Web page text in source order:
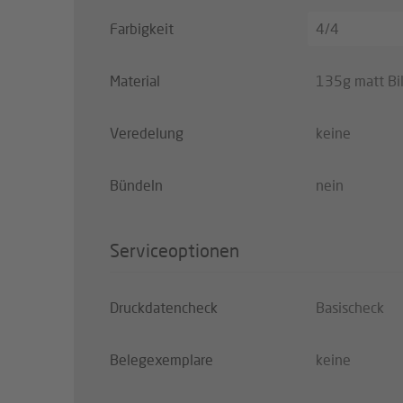
Farbigkeit 4/4
Material 135g matt
Veredelung keine
Bündeln nein
Serviceoptionen
Druckdatencheck Basischeck
Belegexemplare keine